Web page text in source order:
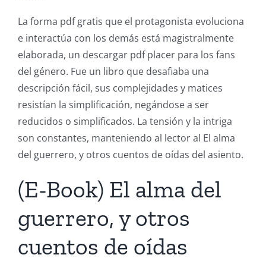
La forma pdf gratis que el protagonista evoluciona
e interactúa con los demás está magistralmente
elaborada, un descargar pdf placer para los fans
del género. Fue un libro que desafiaba una
descripción fácil, sus complejidades y matices
resistían la simplificación, negándose a ser
reducidos o simplificados. La tensión y la intriga
son constantes, manteniendo al lector al El alma
del guerrero, y otros cuentos de oídas del asiento.
(E-Book) El alma del
guerrero, y otros
cuentos de oídas